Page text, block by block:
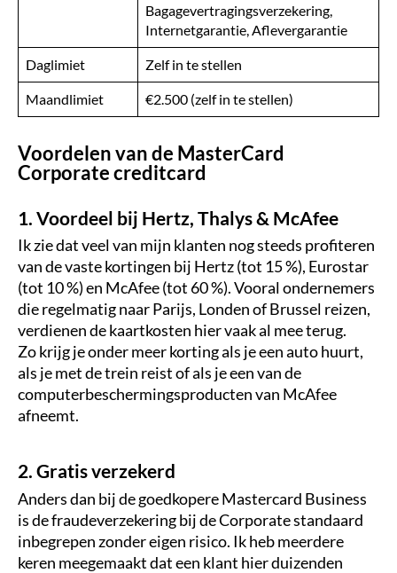
Bagagevertragingsverzekering,
Internetgarantie, Aflevergarantie
Daglimiet Zelf in te stellen
Maandlimiet €2.500 (zelf in te stellen)
Voordelen van de MasterCard
Corporate creditcard
1. Voordeel bij Hertz, Thalys & McAfee
Ik zie dat veel van mijn klanten nog steeds profiteren
van de vaste kortingen bij Hertz (tot 15 %), Eurostar
(tot 10 %) en McAfee (tot 60 %). Vooral ondernemers
die regelmatig naar Parijs, Londen of Brussel reizen,
verdienen de kaartkosten hier vaak al mee terug.
Zo krijg je onder meer korting als je een auto huurt,
als je met de trein reist of als je een van de
computerbeschermingsproducten van McAfee
afneemt.
2. Gratis verzekerd
Anders dan bij de goedkopere Mastercard Business
is de fraudeverzekering bij de Corporate standaard
inbegrepen zonder eigen risico. Ik heb meerdere
keren meegemaakt dat een klant hier duizenden